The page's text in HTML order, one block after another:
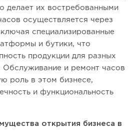
делает их востребованными
осуществляется через
специализированные
и бутики, что
продукции для разных
Обслуживание и ремонт часов
роль в этом бизнесе,
и функциональность
открытия бизнеса в